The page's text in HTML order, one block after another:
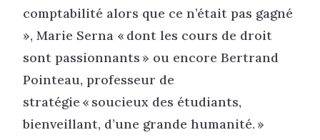
comptabilité alors que ce n’était pas gagné
», Marie Serna « dont les cours de droit
sont passionnants » ou encore Bertrand
Pointeau, professeur de
stratégie « soucieux des étudiants,
bienveillant, d’une grande humanité. »